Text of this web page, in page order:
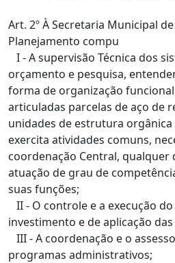
Art. 2º À Secretaria Municipal
Planejamento compu
I - A supervisão Técnica dos
orçamento e pesquisa,
forma de organização
articuladas parcelas de aço de
unidades de estrutura
exercita atividades comuns,
coordenação Central, qualquer
atuação de grau de
suas funções;
II - O controle e a execução
investimento e de aplicação
III - A coordenação e o
programas administrativos;